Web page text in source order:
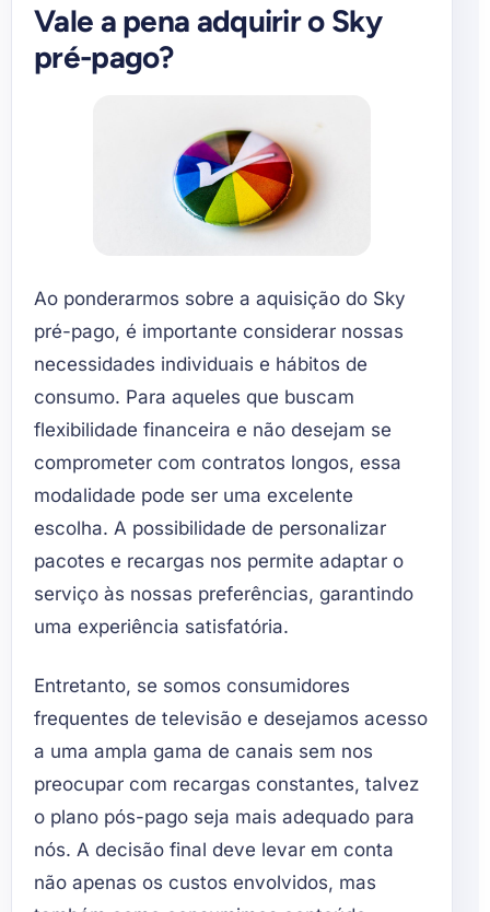
Vale a pena adquirir o Sky
pré-pago?
Ao ponderarmos sobre a aquisição do Sky
pré-pago, é importante considerar nossas
necessidades individuais e hábitos de
consumo. Para aqueles que buscam
flexibilidade financeira e não desejam se
comprometer com contratos longos, essa
modalidade pode ser uma excelente
escolha. A possibilidade de personalizar
pacotes e recargas nos permite adaptar o
serviço às nossas preferências, garantindo
uma experiência satisfatória.
Entretanto, se somos consumidores
frequentes de televisão e desejamos acesso
a uma ampla gama de canais sem nos
preocupar com recargas constantes, talvez
o plano pós-pago seja mais adequado para
nós. A decisão final deve levar em conta
não apenas os custos envolvidos, mas